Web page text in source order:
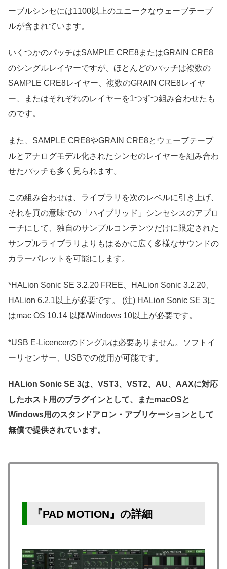
ーブルシンセには1100以上のユニークなウェーブテーブ
ルが含まれています。
いくつかのパッチはSAMPLE CRE8またはGRAIN CRE8
のシングルレイヤーですが、ほとんどのパッチは複数の
SAMPLE CRE8レイヤー、複数のGRAIN CRE8レイヤ
ー、またはそれぞれのレイヤーを1つずつ組み合わせたも
のです。
また、SAMPLE CRE8やGRAIN CRE8とウェーブテーブ
ルとアナログモデル化されたシンセのレイヤーを組み合わ
せたパッチも多く見られます。
この組み合わせは、ライブラリを次のレベルに引き上げ、
それを真の意味での「ハイブリッド」シンセシスのアプロ
ーチにして、独自のサンプルコンテンツだけに限定された
サンプルライブラリよりもはるかに広く多様なサウンドの
カラーパレットを可能にします。
*HALion Sonic SE 3.2.20 FREE、HALion Sonic 3.2.20、
HALion 6.2.1以上が必要です。 (注) HALion Sonic SE 3に
はmac OS 10.14 以降/Windows 10以上が必要です。
*USB E-Licencerのドングルは必要ありません。ソフトイ
ーリセンサー、USBでの使用が可能です。
HALion Sonic SE 3は、VST3、VST2、AU、AAXに対応
したホスト用のプラグインとして、またmacOSと
Windows用のスタンドアロン・アプリケーションとして
無償で提供されています。
『PAD MOTION』の詳細